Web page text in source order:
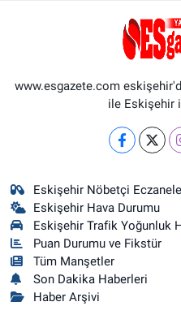
www.esgazete.com
ile Eskişehir
Eskişehir Nöbetçi
Eskişehir Hava Durumu
Eskişehir Trafik Yoğunluk
Puan Durumu ve Fikstür
Tüm Manşetler
Son Dakika Haberleri
Haber Arşivi